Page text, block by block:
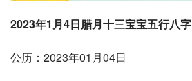
2023年1月4日腊月十三宝宝五行八字
公历：2023年01月04日